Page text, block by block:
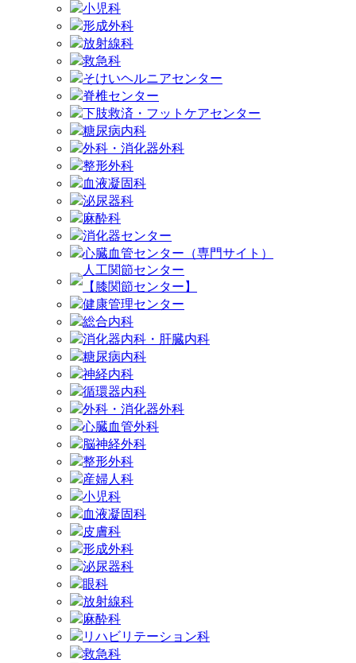
小児科
形成外科
放射線科
救急科
そけいヘルニアセンター
脊椎センター
下肢救済・フットケアセンター
糖尿病内科
外科・消化器外科
整形外科
血液凝固科
泌尿器科
麻酔科
消化器センター
心臓血管センター（専門サイト）
人工関節センター
【膝関節センター】
健康管理センター
総合内科
消化器内科・肝臓内科
糖尿病内科
神経内科
循環器内科
外科・消化器外科
心臓血管外科
脳神経外科
整形外科
産婦人科
小児科
血液凝固科
皮膚科
形成外科
泌尿器科
眼科
放射線科
麻酔科
リハビリテーション科
救急科